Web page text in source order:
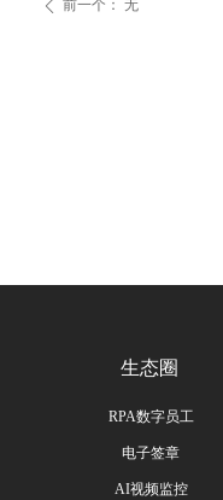
ꄴ 前一个： 无
生态圈
RPA数字员工
电子签章
AI视频监控